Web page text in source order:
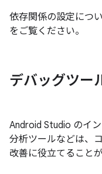
依存関係の設定につ
をご覧ください。
デバッグツー
Android Studio のイ
分析ツールなどは、
改善に役立てることが